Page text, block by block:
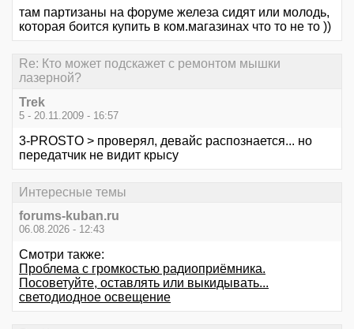
там партизаны на форуме железа сидят или молодь,
которая боится купить в ком.магазинах что то не то ))
Re: Кто может подскажет с ремонтом мышки
лазерной?
Trek
5 - 20.11.2009 - 16:57
3-PROSTO > проверял, девайс распознается... но
передатчик не видит крысу
Интересные темы
forums-kuban.ru
06.08.2026 - 12:43
Смотри также:
Проблема с громкостью радиоприёмника.
Посоветуйте, оставлять или выкидывать...
светодиодное освещение